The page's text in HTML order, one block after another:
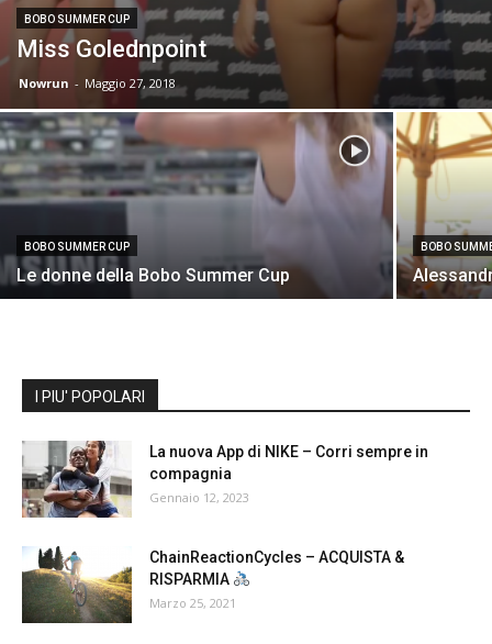
BOBO SUMMER CUP
Miss Golednpoint
Nowrun - Maggio 27, 2018
BOBO SUMMER CUP
Le donne della Bobo Summer Cup
BOBO
I PIU' POPOLARI
La nuova App di NIKE – Corri sempre in
compagnia
Gennaio 12, 2023
ChainReactionCycles – ACQUISTA &
RISPARMIA
Marzo 25, 2021